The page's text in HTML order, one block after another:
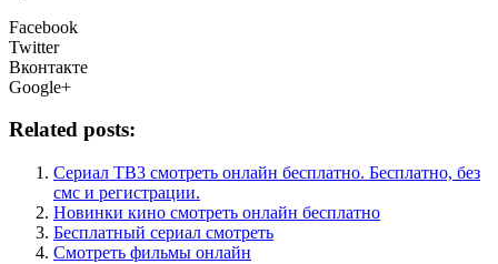
Facebook
Twitter
Вконтакте
Google+
Related posts:
Сериал ТВ3 смотреть онлайн бесплатно. Бесплатно, без
смс и регистрации.
Новинки кино смотреть онлайн бесплатно
Бесплатный сериал смотреть
Смотреть фильмы онлайн